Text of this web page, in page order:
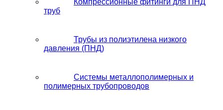
Компрессионные фитинги для ПНД
труб
Трубы из полиэтилена низкого
давления (ПНД)
Системы металлополимерных и
полимерных трубопроводов